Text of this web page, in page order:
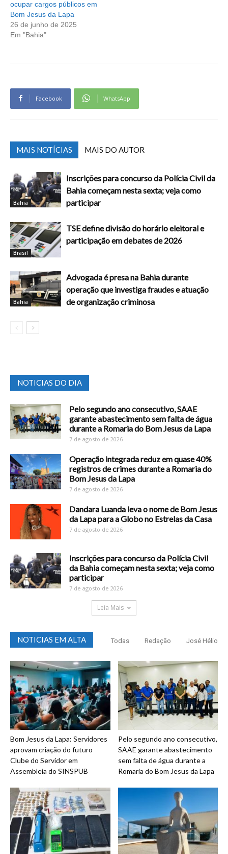
ocupar cargos públicos em
Bom Jesus da Lapa
26 de junho de 2025
Em "Bahia"
Facebook WhatsApp
MAIS NOTÍCIAS MAIS DO AUTOR
Bahia
Inscrições para concurso da Polícia Civil da
Bahia começam nesta sexta; veja como
participar
Brasil
TSE define divisão do horário eleitoral e
participação em debates de 2026
Bahia
Advogada é presa na Bahia durante
operação que investiga fraudes e atuação
de organização criminosa
NOTICIAS DO DIA
Pelo segundo ano consecutivo, SAAE
garante abastecimento sem falta de água
durante a Romaria do Bom Jesus da Lapa
7 de agosto de 2026
Operação integrada reduz em quase 40%
registros de crimes durante a Romaria do
Bom Jesus da Lapa
7 de agosto de 2026
Dandara Luanda leva o nome de Bom Jesus
da Lapa para a Globo no Estrelas da Casa
7 de agosto de 2026
Inscrições para concurso da Polícia Civil
da Bahia começam nesta sexta; veja como
participar
7 de agosto de 2026
Leia Mais
NOTICIAS EM ALTA Todas Redação José Hélio
Bom Jesus da Lapa: Servidores
aprovam criação do futuro
Clube do Servidor em
Assembleia do SINSPUB
Pelo segundo ano consecutivo,
SAAE garante abastecimento
sem falta de água durante a
Romaria do Bom Jesus da Lapa